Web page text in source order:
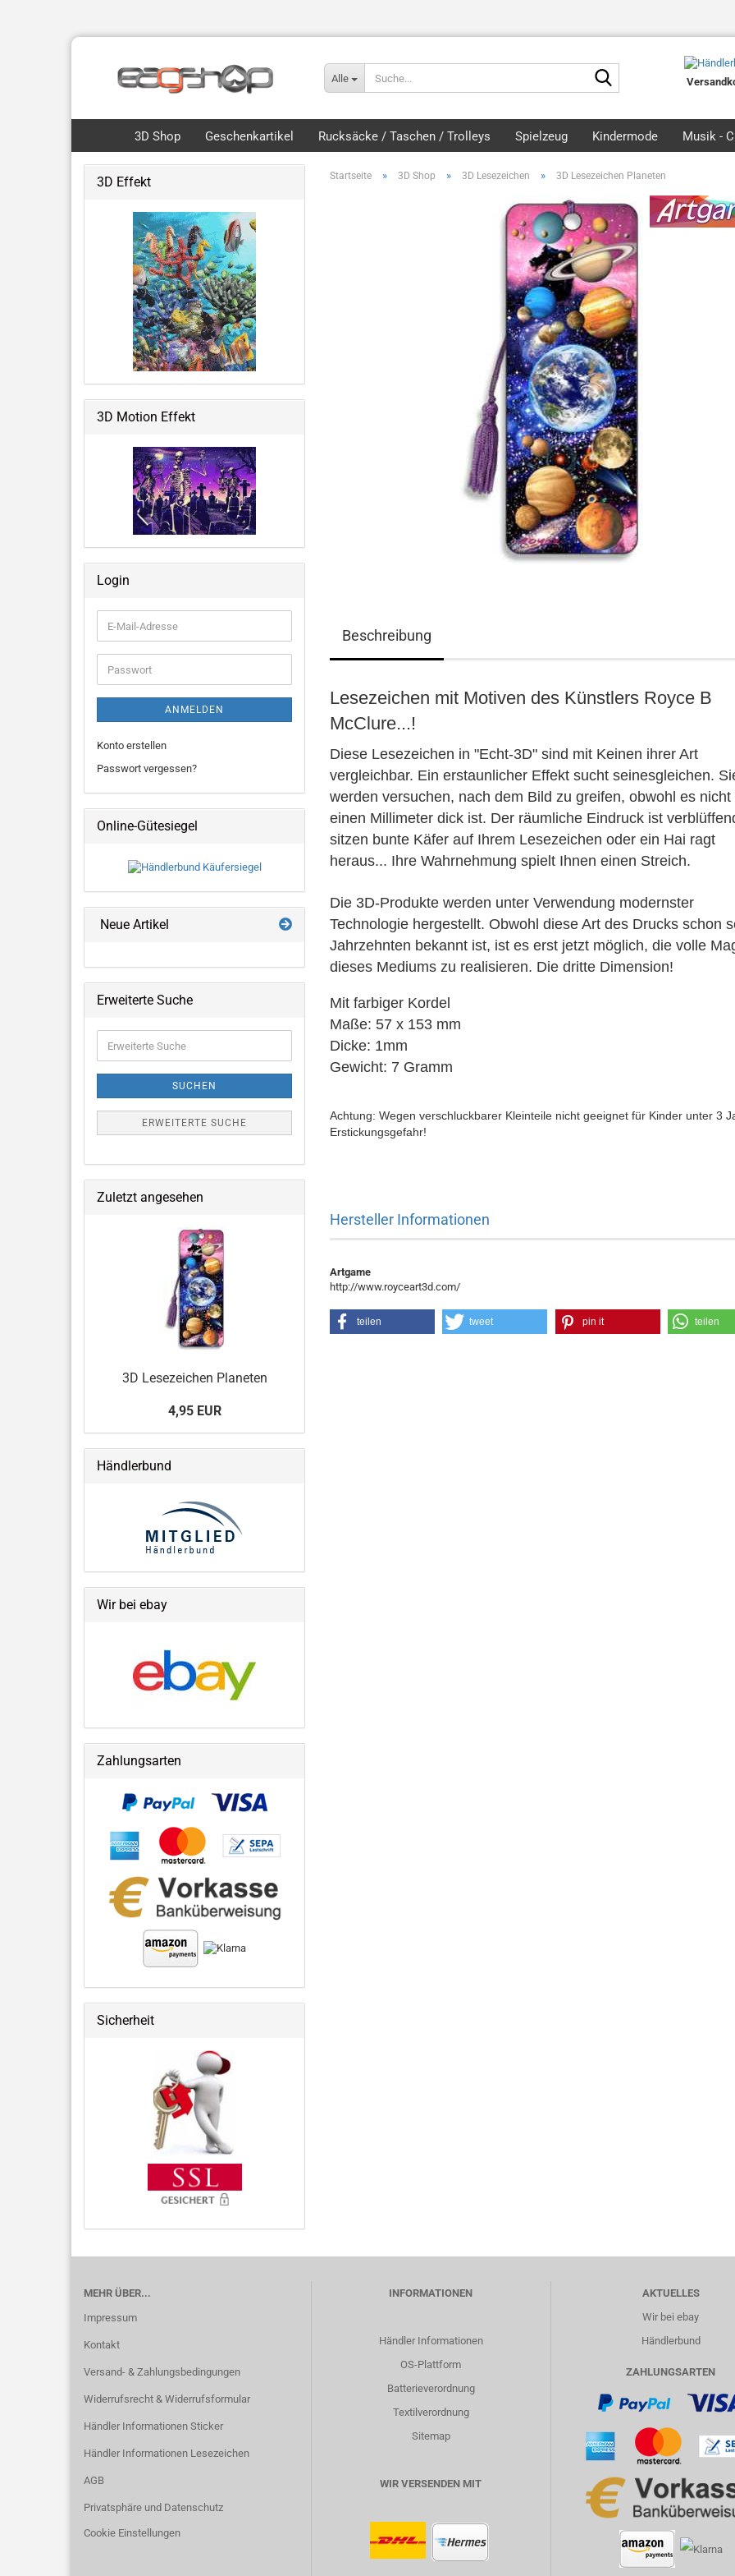
Alle
3D Shop
Royce 3D Collection Packs
3D Lesezeichen Hunde
Dinos & Drachen
Fische, Wale, Haie & mehr
Hunde & Katzen
Vögel & Fliegendes
Wüste & Dschungel-Tiere
weitere Tiermotive
Weltraum & Aliens
Grusliges, Halloween &
Fantastisches
Große Notizbücher mit 3D-Cover
3D ART Medikarten
3D Foto Klappkarten, quadratisch
3D Klappkarten mit Musik & Licht
3D Polaroid Klappkarten
3D Schulanfangskarten
3D Weihnachtsklappkarten
Geschenkartikel Rucksäcke / Taschen / Trolleys Spielzeug Kindermode Musik -
Startseite » 3D Shop » 3D Lesezeichen » 3D Lesezeichen Planeten
Beschreibung
Lesezeichen mit Motiven des Künstlers Royce B
McClure...!
Diese Lesezeichen in "Echt-3D" sind mit Keinen ihrer Art
vergleichbar. Ein erstaunlicher Effekt sucht seinesgleichen.
werden versuchen, nach dem Bild zu greifen, obwohl es nicht
einen Millimeter dick ist. Der räumliche Eindruck ist
sitzen bunte Käfer auf Ihrem Lesezeichen oder ein Hai ragt
heraus... Ihre Wahrnehmung spielt Ihnen einen Streich.
Die 3D-Produkte werden unter Verwendung modernster
Technologie hergestellt. Obwohl diese Art des Drucks schon
Jahrzehnten bekannt ist, ist es erst jetzt möglich, die volle
dieses Mediums zu realisieren. Die dritte Dimension!
Mit farbiger Kordel
Maße: 57 x 153 mm
Dicke: 1mm
Gewicht: 7 Gramm
Achtung: Wegen verschluckbarer Kleinteile nicht geeignet für Kinder unter 3
Erstickungsgefahr!
Hersteller Informationen
Artgame
http://www.royceart3d.com/
teilen tweet pin it teilen
3D Effekt
3D Motion Effekt
Login
E-
Mail-
Adresse
Passwort
ANMELDEN
Konto erstellen
Passwort vergessen?
Online-Gütesiegel
Neue Artikel
Erweiterte Suche
Suche
SUCHEN
ERWEITERTE SUCHE
Zuletzt angesehen
3D Lesezeichen Planeten
4,95 EUR
Händlerbund
Wir bei ebay
Zahlungsarten
Sicherheit
MEHR ÜBER...
Impressum
Kontakt
Versand- & Zahlungsbedingungen
Widerrufsrecht & Widerrufsformular
Händler Informationen Sticker
Händler Informationen Lesezeichen
AGB
Privatsphäre und Datenschutz
Cookie Einstellungen
INFORMATIONEN
Händler Informationen
OS-Plattform
Batterieverordnung
Textilverordnung
Sitemap
WIR VERSENDEN MIT
AKTUELLES
Wir bei ebay
Händlerbund
ZAHLUNGSARTEN